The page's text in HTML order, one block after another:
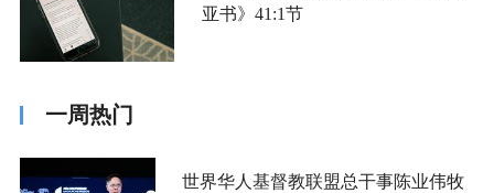
亚书》41:1节
一周热门
世界华人基督教联盟总干事陈业伟牧